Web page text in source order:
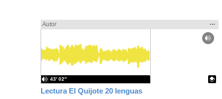
Lectura El Quijote 20 lenguas
Encontrado «LENGUA CASTELLANA» en:
Autor
la
…
43′ 02″